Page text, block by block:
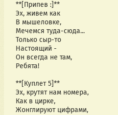
**[Припев :]**
Эх, живем как
В мышеловке,
Мечемся туда-сюда...
Только сыр-то
Настоящий -
Он всегда не там,
Ребята!
**[Куплет 5]**
Эх, крутят нам номера,
Как в цирке,
Жонглируют цифрами,